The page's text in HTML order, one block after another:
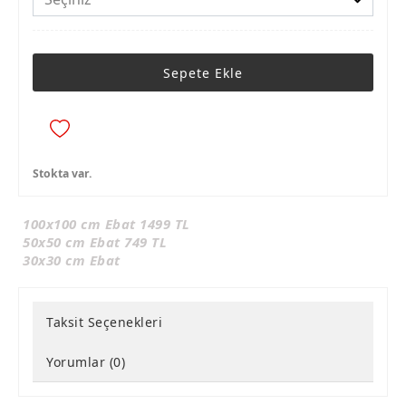
Sepete Ekle
Stokta var.
100x100 cm Ebat 1499 TL
50x50 cm Ebat 749 TL
30x30 cm Ebat
Taksit Seçenekleri
Yorumlar (0)